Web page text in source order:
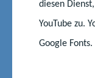
diesen
YouTube zu.
Google Fonts.
Das Familienfest
zahlreiche weitere
Geplant sind unter